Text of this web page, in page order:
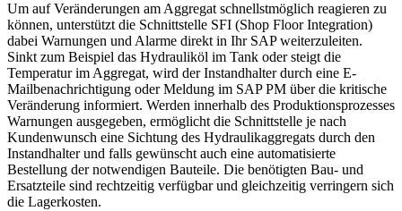
Um auf Veränderungen am Aggregat schnellstmöglich reagieren zu
können, unterstützt die Schnittstelle SFI (Shop Floor Integration)
dabei Warnungen und Alarme direkt in Ihr SAP weiterzuleiten.
Sinkt zum Beispiel das Hydrauliköl im Tank oder steigt die
Temperatur im Aggregat, wird der Instandhalter durch eine E-
Mailbenachrichtigung oder Meldung im SAP PM über die kritische
Veränderung informiert. Werden innerhalb des Produktionsprozesses
Warnungen ausgegeben, ermöglicht die Schnittstelle je nach
Kundenwunsch eine Sichtung des Hydraulikaggregats durch den
Instandhalter und falls gewünscht auch eine automatisierte
Bestellung der notwendigen Bauteile. Die benötigten Bau- und
Ersatzteile sind rechtzeitig verfügbar und gleichzeitig verringern sich
die Lagerkosten.